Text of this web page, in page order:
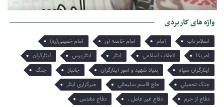
میبینی و از دلتنگی هایش آگاهی…
واژه های کاربردی
اسلام ناب امام امام خامنه ای
امام خمینی(ره)
امریکا
انقلاب اسلامی ایثار ایثارپرس
ایثارگران
ایثارگران سپاه
بنیاد شهید و امور ایثارگران جانباز
جنگ
جنگ تحمیلی
حاج قاسم سلیمانی
خبرگزاری ایثار
دفاع از حرم
دفاع غیر عامل ،
دفاع مقدس